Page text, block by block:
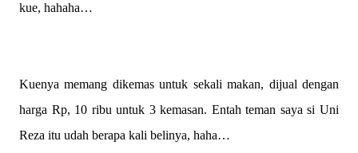
kue, hahaha…
Kuenya memang dikemas untuk sekali makan, dijual dengan
harga Rp, 10 ribu untuk 3 kemasan. Entah teman saya si Uni
Reza itu udah berapa kali belinya, haha…